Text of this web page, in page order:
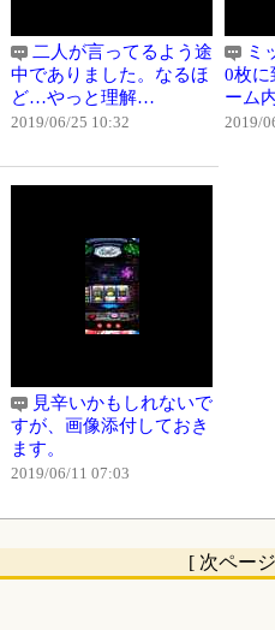
二人が言ってるよう途
中でありました。なるほ
ど…やっと理解…
2019/06/25 10:32
ミ
0枚に
ーム
2019/
見辛いかもしれないで
すが、画像添付しておき
ます。
2019/06/11 07:03
[ 次ペ